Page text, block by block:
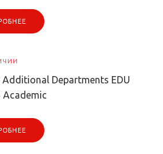
Additional Departments EDU
Academic